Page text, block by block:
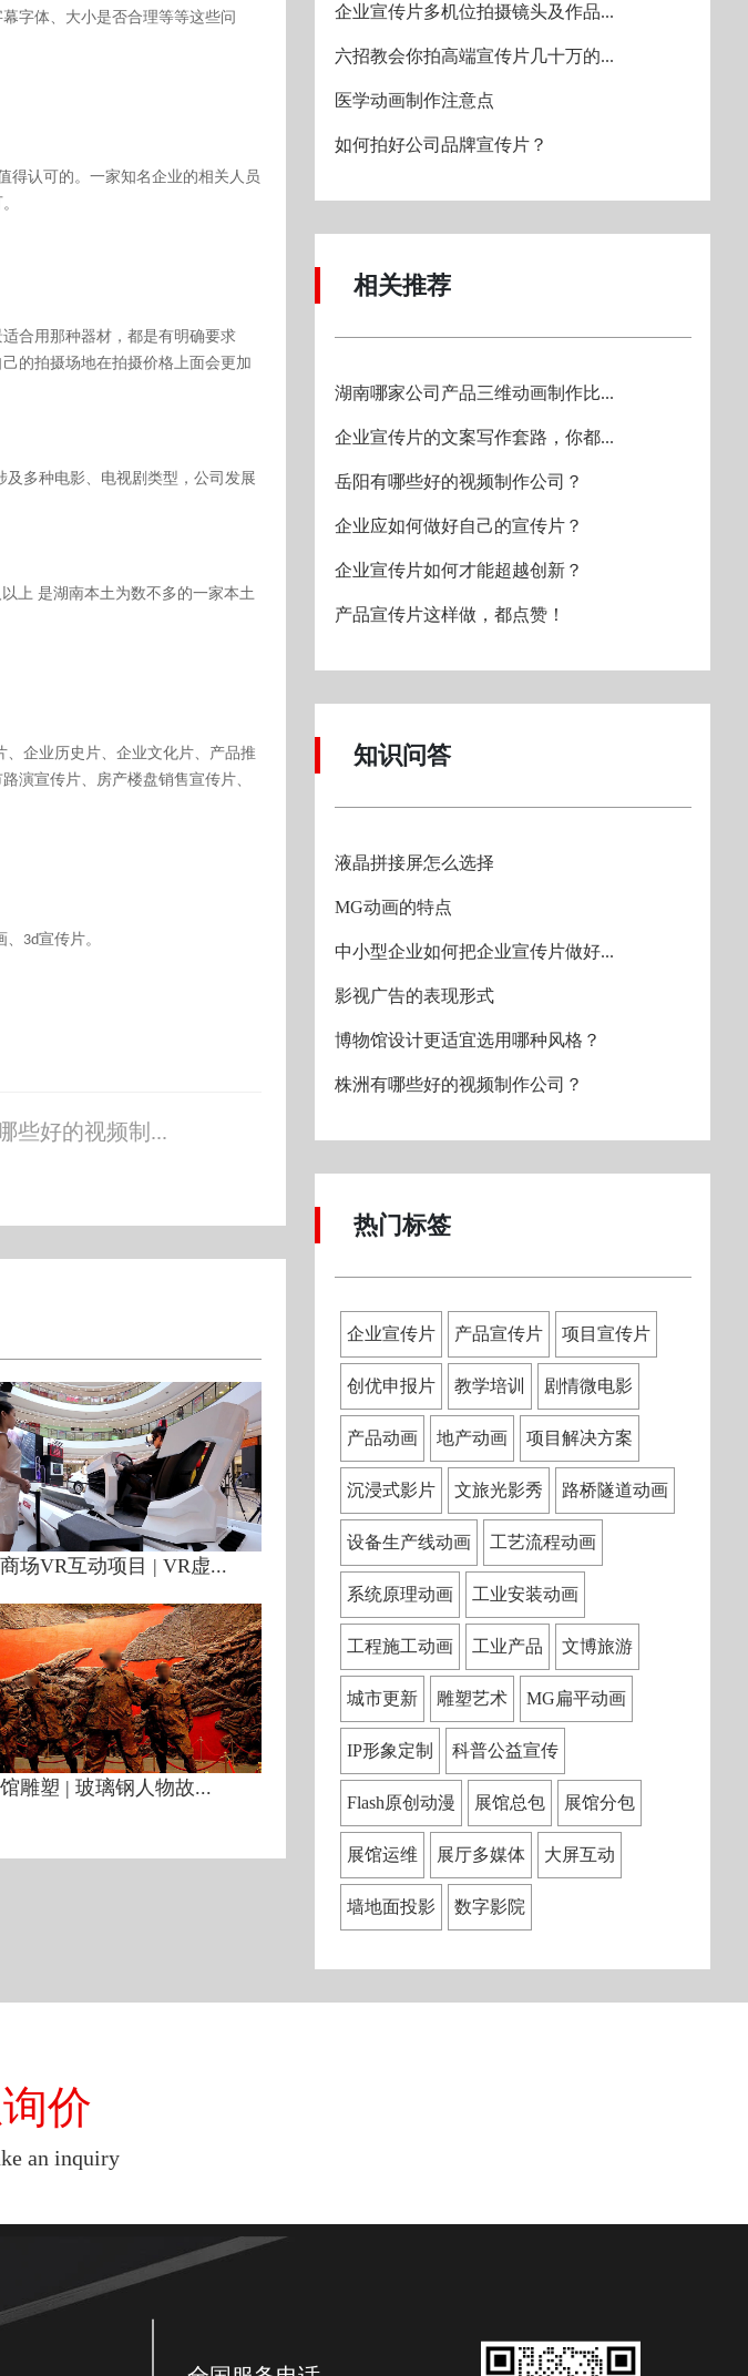
字体、大小是否合理等等这些问
得认可的。一家知名企业的相关人员
合用那种器材，都是有明确要求
的拍摄场地在拍摄价格上面会更加
多种电影、电视剧类型，公司发展
上 是湖南本土为数不多的一家本土
企业历史片、企业文化片、产品推
演宣传片、房产楼盘销售宣传片、
3d宣传片。
些好的视频制...
场VR互动项目 | VR虚...
雕塑 | 玻璃钢人物故...
企业宣传片多机位拍摄镜头及作品...
六招教会你拍高端宣传片几十万的...
医学动画制作注意点
如何拍好公司品牌宣传片？
相关推荐
湖南哪家公司产品三维动画制作比...
企业宣传片的文案写作套路，你都...
岳阳有哪些好的视频制作公司？
企业应如何做好自己的宣传片？
企业宣传片如何才能超越创新？
产品宣传片这样做，都点赞！
知识问答
液晶拼接屏怎么选择
MG动画的特点
中小型企业如何把企业宣传片做好...
影视广告的表现形式
博物馆设计更适宜选用哪种风格？
株洲有哪些好的视频制作公司？
热门标签
企业宣传片 产品宣传片 项目宣传片
创优申报片 教学培训 剧情微电影
产品动画 地产动画 项目解决方案
沉浸式影片 文旅光影秀 路桥隧道动画
设备生产线动画 工艺流程动画
系统原理动画 工业安装动画
工程施工动画 工业产品 文博旅游
城市更新 雕塑艺术 MG扁平动画
IP形象定制 科普公益宣传
Flash原创动漫 展馆总包 展馆分包
展馆运维 展厅多媒体 大屏互动
墙地面投影 数字影院
价
an inquiry